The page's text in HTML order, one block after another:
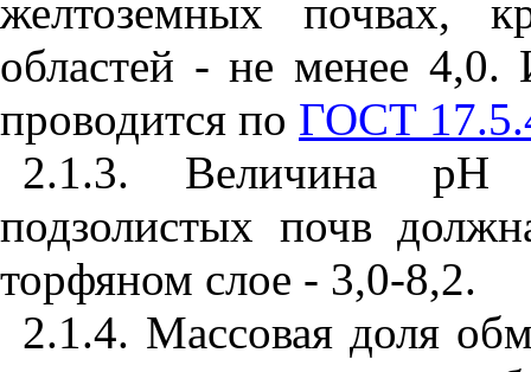
желтоземных почвах,
областей - не менее
проводится по ГОСТ
2.1.3. Величина рН
подзолистых почв
торфяном слое - 3,0-8,2.
2.1.4. Массовая доля